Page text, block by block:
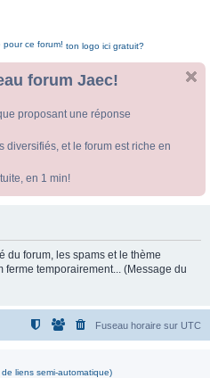
ton logo ici gratuit?
forum Jaec!
proposant une réponse
diversifiés, et le forum est riche en
en 1 min!
du forum, les spams et le thème
temporairement... (Message du
Fuseau horaire sur UTC
liens semi-automatique)